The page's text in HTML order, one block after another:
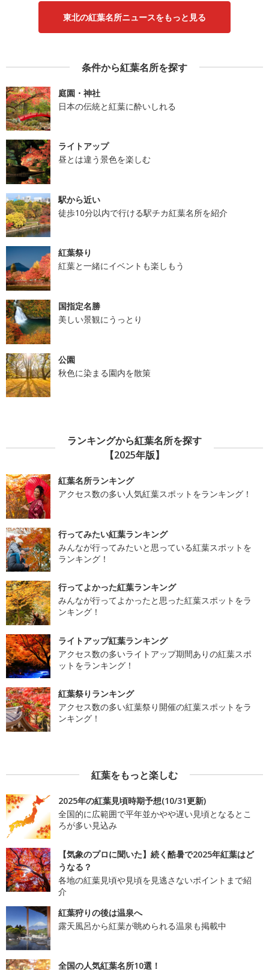
東北の紅葉名所ニュースをもっと見る
条件から紅葉名所を探す
庭園・神社
日本の伝統と紅葉に酔いしれる
ライトアップ
昼とは違う景色を楽しむ
駅から近い
徒歩10分以内で行ける駅チカ紅葉名所を紹介
紅葉祭り
紅葉と一緒にイベントも楽しもう
国指定名勝
美しい景観にうっとり
公園
秋色に染まる園内を散策
ランキングから紅葉名所を探す
【2025年版】
紅葉名所ランキング
アクセス数の多い人気紅葉スポットをランキング！
行ってみたい紅葉ランキング
みんなが行ってみたいと思っている紅葉スポットを
ランキング！
行ってよかった紅葉ランキング
みんなが行ってよかったと思った紅葉スポットをラ
ンキング！
ライトアップ紅葉ランキング
アクセス数の多いライトアップ期間ありの紅葉スポ
ットをランキング！
紅葉祭りランキング
アクセス数の多い紅葉祭り開催の紅葉スポットをラ
ンキング！
紅葉をもっと楽しむ
2025年の紅葉見頃時期予想(10/31更新)
全国的に広範囲で平年並かやや遅い見頃となるとこ
ろが多い見込み
【気象のプロに聞いた】続く酷暑で2025年紅葉はど
うなる？
各地の紅葉見頃や見頃を見逃さないポイントまで紹
介
紅葉狩りの後は温泉へ
露天風呂から紅葉が眺められる温泉も掲載中
全国の人気紅葉名所10選！